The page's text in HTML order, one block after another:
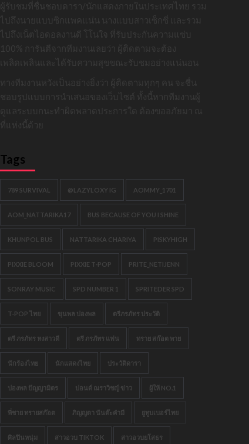
ผู้รับชมที่ชื่นชอบดารา/นักแสดงภายในประเทศไทย รวม
ไปถึงนายแบบซิกแพคแน่น นางแบบสาวเซ็กซี่ และรวม
ไปถึงเน็ตไอดอลงานดี โโนใจ ที่รับประกันความแซ่บ
100% การันตีจากทีมงานเลยว่า ผู้ติดตามจะต้อง
เพลิดเพลินและได้รับความสุขขณะรับชมอย่างแน่นอน
ทางทีมงานหวังเป็นอย่างยิ่งว่า ผู้ติดตามทุกๆ คน จะชื่น
ชอบรูปแบบการนำเสนอของเว็บไซต์ ทั้งนี้หากทีมงานผู้
ดูแลระบบกนะทำผิดพลาดประการใด ต้องขออภัยมา ณ
ที่แห่งนี้ด้วย
Tags
789 SURVIVAL @LAZYLOXY IG AOMMY_1701
AOM_NATTARIKA17 BUS BECAUSE OF YOU I SHINE
KHUNPOL BUS NATTARIKA CHARIYA PISKYHIGH
PIXXIE BLOOM PIXXIE T-POP PRITE_NETIJENN
SONRAY MUSIC SPD NUMBER 1 SPRITEDER SPD
T-POP ไทย ขุนพล ปองพล ตรีภรภัทร ประวัติ
ตรี ภรภัทร หงสาวดี ตรี ภรภัทร แฟน ทราย สก๊อต พาย
นักร้องไทย นักแสดงไทย ประวัติดารา
ปองพล ปัญญามิตร ปอนด์ ณราวิชญ์ ข่าว ผู้ให้ NO.1
พี่ชาย ทรายสก๊อต ภิญญดา นันต๊ะคำมี ยูทูบเบอร์ไทย
ศิลปินหนุ่ม สาวอวบ TIKTOK สาวอวบยโสธร